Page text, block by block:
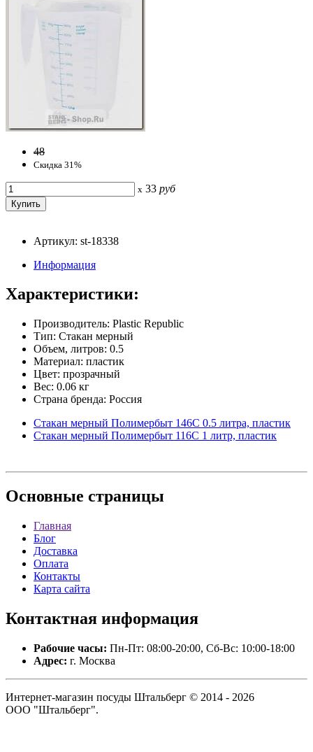
48
Скидка 31%
x 33 руб
Артикул: st-18338
Информация
Характеристики:
Производитель: Plastic Republic
Тип: Стакан мерный
Объем, литров: 0.5
Материал: пластик
Цвет: прозрачный
Вес: 0.06 кг
Страна бренда: Россия
Стакан мерный Полимербыт 146С 0.5 литра, пластик
Стакан мерный Полимербыт 116С 1 литр, пластик
Основные страницы
Главная
Блог
Доставка
Оплата
Контакты
Карта сайта
Контактная информация
Рабочие часы: Пн-Пт: 08:00-20:00, Сб-Вс: 10:00-18:00
Адрес: г. Москва
Интернет-магазин посуды Штальберг © 2014 - 2026
ООО "Штальберг".